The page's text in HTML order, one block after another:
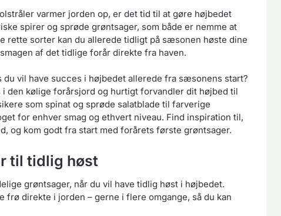
varmer jorden op, er det tid til at gøre højbedet
spirer og sprøde grøntsager, som både er nemme at
rette sorter kan du allerede tidligt på sæsonen høste dine
af det tidlige forår direkte fra haven.
vil have succes i højbedet allerede fra sæsonens start?
den kølige forårsjord og hurtigt forvandler dit højbed til
som spinat og sprøde salatblade til farverige
for enhver smag og ethvert niveau. Find inspiration til,
og kom godt fra start med forårets første grøntsager.
til tidlig høst
grøntsager, når du vil have tidlig høst i højbedet.
frø direkte i jorden – gerne i flere omgange, så du kan